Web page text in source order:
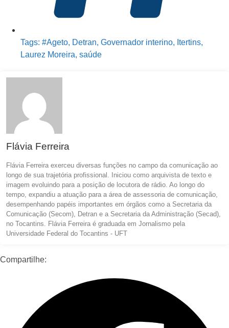
Tags: #Ageto, Detran, Governador interino, Itertins,
Laurez Moreira, saúde
Flávia Ferreira
Flávia Ferreira exerceu diversas funções no campo da comunicação ao
longo de sua trajetória profissional. Iniciou como arquivista de texto e
imagem evoluindo para a posição de locutora de rádio. Ao longo do
tempo, expandiu a atuação para a área de assessoria de comunicação,
desempenhando papéis importantes em órgãos como a Secretaria da
Comunicação (Secom), Detran e a Secretaria da Administração (Secad),
no Tocantins. Flávia Ferreira é graduada em Jornalismo pela
Universidade Federal do Tocantins - UFT
Compartilhe: